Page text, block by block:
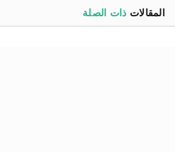
المقالات ذات الصلة